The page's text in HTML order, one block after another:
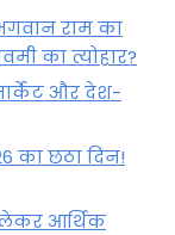
राम का
का त्योहार?
और देश-
का छठा दिन!
लेकर आर्थिक